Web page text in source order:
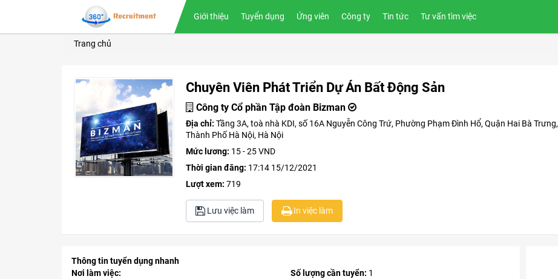
Giới thiệu Tuyển dụng Ứng viên Công ty Tin tức Tư vấn tìm việc
Trang chủ
Chuyên Viên Phát Triển Dự Án Bất Động Sản
Công ty Cổ phần Tập đoàn Bizman
Địa chỉ: Tầng 3A, toà nhà KDI, số 16A Nguyễn Công Trứ, Phường Phạm Đình Hổ, Quận Hai Bà Trưng,
Thành Phố Hà Nội, Hà Nội
Mức lương: 15 - 25 VND
Thời gian đăng: 17:14 15/12/2021
Lượt xem: 719
Lưu việc làm In việc làm
Thông tin tuyển dụng nhanh
Nơi làm việc:
Số lượng cần tuyển: 1